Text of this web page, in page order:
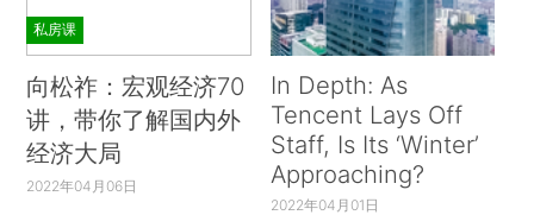
私房课
向松祚：宏观经济70
讲，带你了解国内外
经济大局
2022年04月06日
In Depth: As
Tencent Lays Off
Staff, Is Its ‘Winter’
Approaching?
2022年04月01日